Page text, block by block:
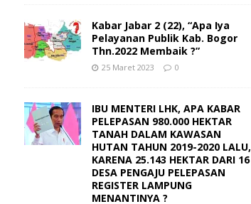
Kabar Jabar 2 (22), “Apa Iya
Pelayanan Publik Kab. Bogor
Thn.2022 Membaik ?”
25 Maret 2023 0
IBU MENTERI LHK, APA KABAR
PELEPASAN 980.000 HEKTAR
TANAH DALAM KAWASAN
HUTAN TAHUN 2019-2020 LALU,
KARENA 25.143 HEKTAR DARI 16
DESA PENGAJU PELEPASAN
REGISTER LAMPUNG
MENANTINYA ?